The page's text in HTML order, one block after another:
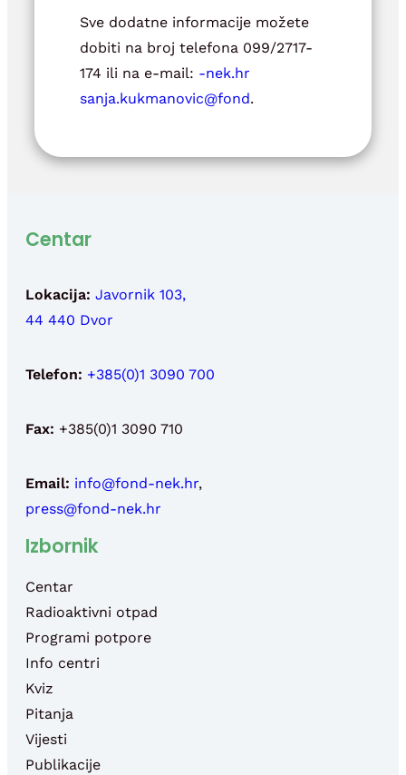
Sve dodatne informacije možete
dobiti na broj telefona 099/2717-
174 ili na e-mail: rh.ken-
dnof
@civonamkuk.ajnas .
Centar
Lokacija: Javornik 103,
44 440 Dvor
Telefon: +385(0)1 3090 700
Fax: +385(0)1 3090 710
Email: info@fond-nek.hr,
press@fond-nek.hr
Izbornik
Centar
Radioaktivni otpad
Programi potpore
Info centri
Kviz
Pitanja
Vijesti
Publikacije